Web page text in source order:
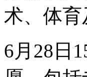
术、体
6月28日